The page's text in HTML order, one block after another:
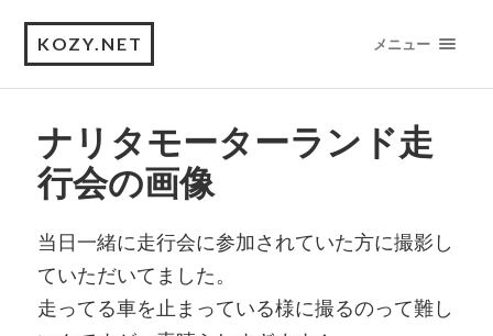
KOZY.NET メニュー
ナリタモーターランド走
行会の画像
当日一緒に走行会に参加されていた方に撮影し
ていただいてました。
走ってる車を止まっている様に撮るのって難し